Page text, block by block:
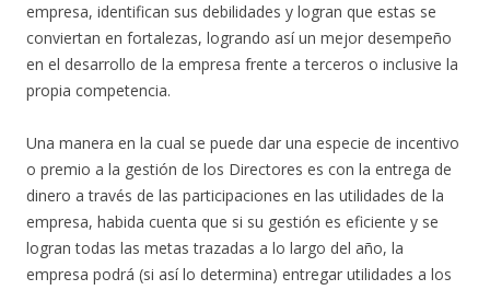
empresa, identifican sus debilidades y logran que estas se
conviertan en fortalezas, logrando así un mejor desempeño
en el desarrollo de la empresa frente a terceros o inclusive la
propia competencia.
Una manera en la cual se puede dar una especie de incentivo
o premio a la gestión de los Directores es con la entrega de
dinero a través de las participaciones en las utilidades de la
empresa, habida cuenta que si su gestión es eficiente y se
logran todas las metas trazadas a lo largo del año, la
empresa podrá (si así lo determina) entregar utilidades a los